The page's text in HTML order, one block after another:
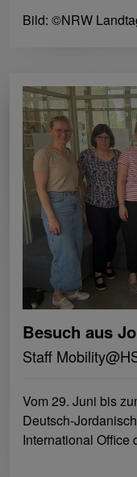
Bild: ©NRW
Besuch aus
Staff
Vom 29. Juni bis
Deutsch-
International Office